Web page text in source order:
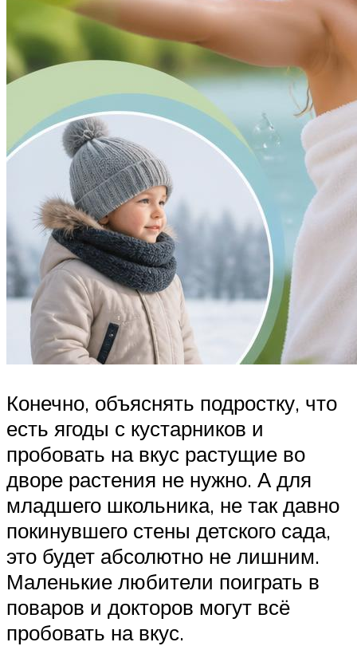
Конечно, объяснять подростку, что
есть ягоды с кустарников и
пробовать на вкус растущие во
дворе растения не нужно. А для
младшего школьника, не так давно
покинувшего стены детского сада,
это будет абсолютно не лишним.
Маленькие любители поиграть в
поваров и докторов могут всё
пробовать на вкус.